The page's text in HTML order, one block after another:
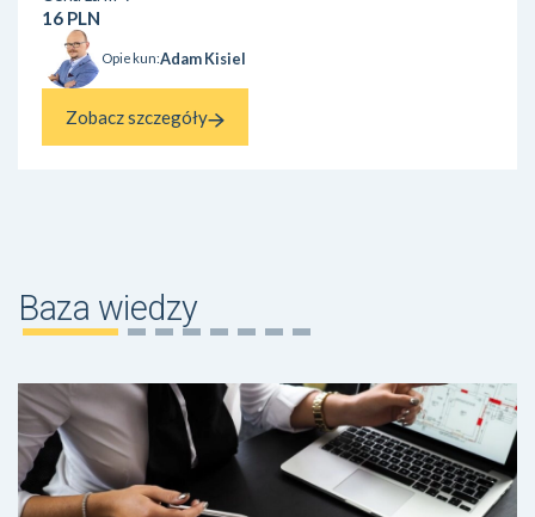
16 PLN
Opiekun:Adam Kisiel
Zobacz szczegóły
Baza wiedzy